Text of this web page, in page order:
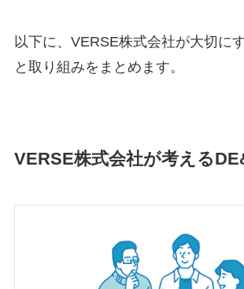
以下に、VERSE株式会社が大切に
と取り組みをまとめます。
VERSE株式会社が考える